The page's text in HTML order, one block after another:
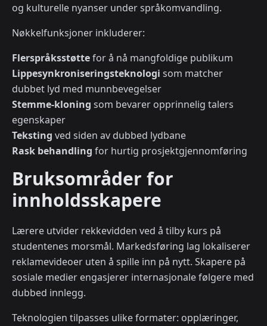
og kulturelle nyanser under språkomvandling.
Nøkkelfunksjoner inkluderer:
Flerspråksstøttefor å nå mangfoldige publikum
Lippesynkroniseringsteknologi som matcher
dubbet lyd med munnbevegelser
Stemme-kloning som bevarer opprinnelig talers
egenskaper
Teksting ved siden av dubbed lydbane
Rask behandling for hurtig prosjektgjennomføring
Bruksområder for
innholdsskapere
Lærere utvider rekkevidden ved å tilby kurs på
studentenes morsmål. Markedsføring lag lokaliserer
reklamevideoer uten å spille inn på nytt. Skapere på
sosiale medier engasjerer internasjonale følgere med
dubbed innlegg.
Teknologien tilpasses ulike formater: opplæringer,